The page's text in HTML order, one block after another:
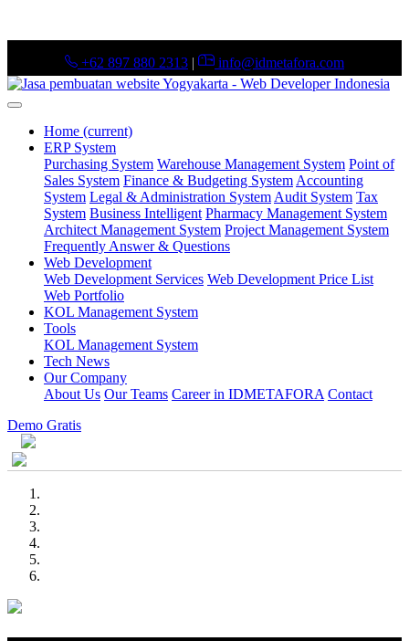
+62 897 880 2313 | info@idmetafora.com
Home (current)
ERP System
Purchasing System Warehouse Management System Point of
Sales System Finance & Budgeting System Accounting
System Legal & Administration System Audit System Tax
System Business Intelligent Pharmacy Management System
Architect Management System Project Management System
Frequently Answer & Questions
Web Development
Web Development Services Web Development Price List
Web Portfolio
KOL Management System
Tools
KOL Management System
Tech News
Our Company
About Us Our Teams Career in IDMETAFORA Contact
Demo Gratis